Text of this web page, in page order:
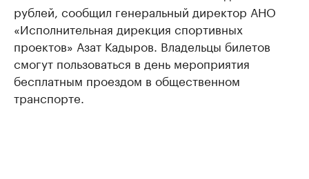
рублей, сообщил генеральный директор АНО
«Исполнительная дирекция спортивных
проектов» Азат Кадыров. Владельцы билетов
смогут пользоваться в день мероприятия
бесплатным проездом в общественном
транспорте.